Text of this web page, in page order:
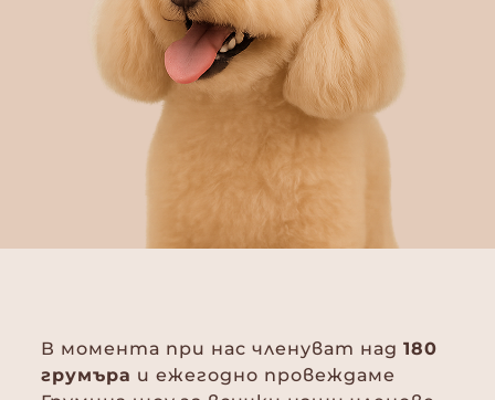
В момента при нас членуват над 180
грумъра и ежегодно провеждаме